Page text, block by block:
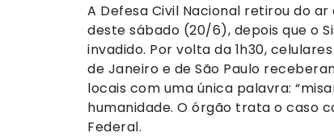
A Defesa Civil Nacional retirou do
deste sábado (20/6), depois que o
invadido. Por volta da 1h30,
de Janeiro e de São Paulo
locais com uma única palavra:
humanidade. O órgão trata o caso
Federal.